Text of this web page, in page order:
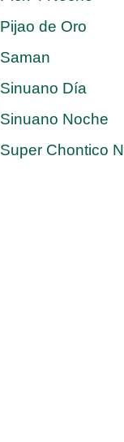
Pijao de Oro
Saman
Sinuano Día
Sinuano Noche
Super Chontico